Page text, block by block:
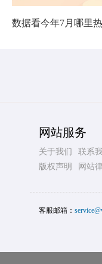
网站服务
关于我们 联系
版权声明
网站
客服邮箱：